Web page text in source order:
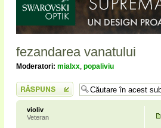
fezandarea vanatului
Moderatori: mialxx, popaliviu
Scrie un răspuns
violiv
Veteran